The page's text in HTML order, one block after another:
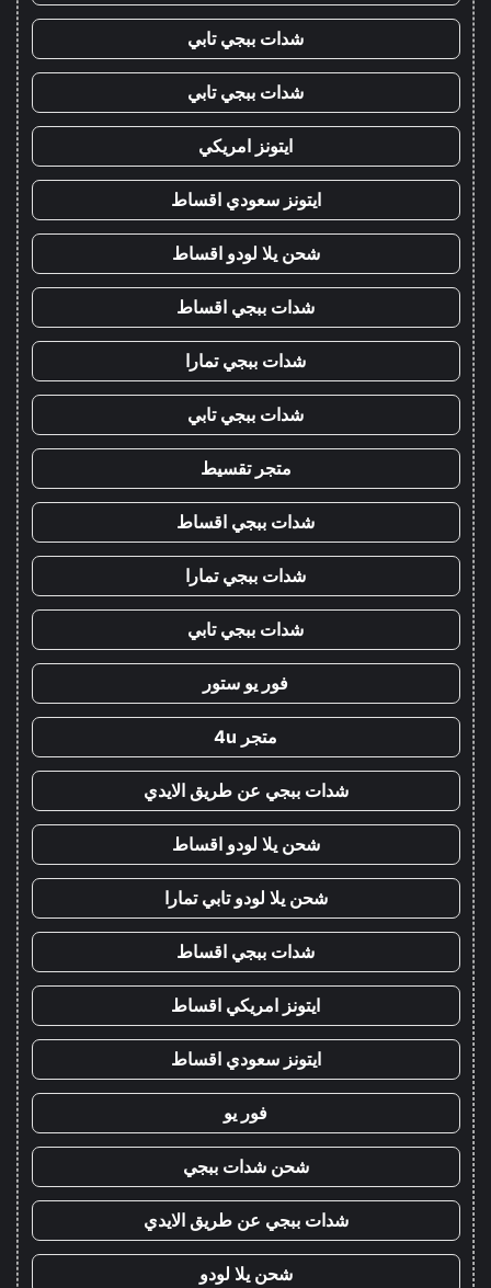
شدات ببجي تابي
شدات ببجي تابي
ايتونز امريكي
ايتونز سعودي اقساط
شحن يلا لودو اقساط
شدات ببجي اقساط
شدات ببجي تمارا
شدات ببجي تابي
متجر تقسيط
شدات ببجي اقساط
شدات ببجي تمارا
شدات ببجي تابي
فور يو ستور
متجر 4u
شدات ببجي عن طريق الايدي
شحن يلا لودو اقساط
شحن يلا لودو تابي تمارا
شدات ببجي اقساط
ايتونز امريكي اقساط
ايتونز سعودي اقساط
فور يو
شحن شدات ببجي
شدات ببجي عن طريق الايدي
شحن يلا لودو